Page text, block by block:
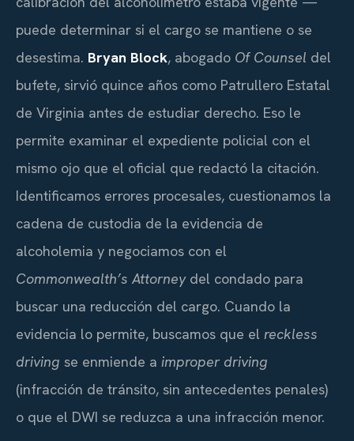
puede determinar si el cargo se mantiene o se
desestima. Bryan Block, abogado Of Counsel del
bufete, sirvió quince años como Patrullero Estatal
de Virginia antes de estudiar derecho. Eso le
permite examinar el expediente policial con el
mismo ojo que el oficial que redactó la citación.
Identificamos errores procesales, cuestionamos la
cadena de custodia de la evidencia de
alcoholemia y negociamos con el
Commonwealth’s Attorneydel condado para
buscar una reducción del cargo. Cuando la
evidencia lo permite, buscamos que el reckless
driving se enmiende a improper driving
(infracción de tránsito, sin antecedentes penales)
o que el DWI se reduzca a una infracción menor.